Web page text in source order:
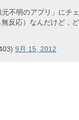
不明のアプリ」にチ
反応）なんだけど，
9月 15, 2012